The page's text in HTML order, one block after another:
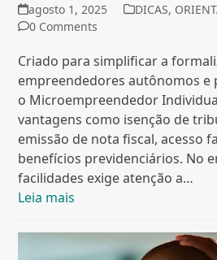
agosto 1, 2025 DICAS,
0 Comments
Criado para simplificar a
empreendedores autônomos e
o Microempreendedor
vantagens como isenção de
emissão de nota fiscal, acesso
benefícios previdenciários. No
facilidades exige atenção a…
Leia mais